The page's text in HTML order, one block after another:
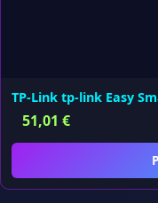
TP-Link tp-link Easy
51,01 €